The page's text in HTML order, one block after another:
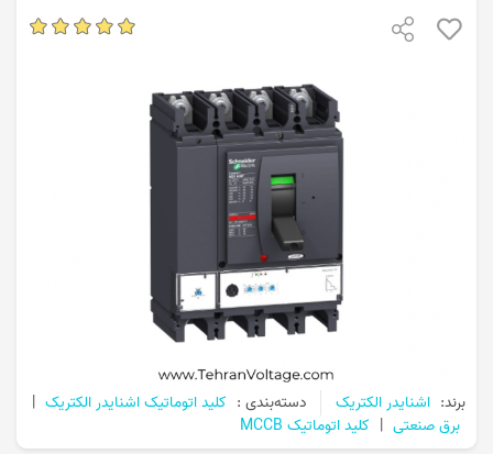
برند: اشنایدر الکتریک دسته‌بندی : کلید اتوماتیک اشنایدر الکتریک |
برق صنعتی | کلید اتوماتیک MCCB